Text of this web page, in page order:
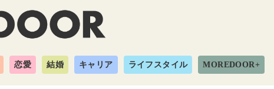
恋愛 結婚 キャリア ライフスタイル MOREDOOR+